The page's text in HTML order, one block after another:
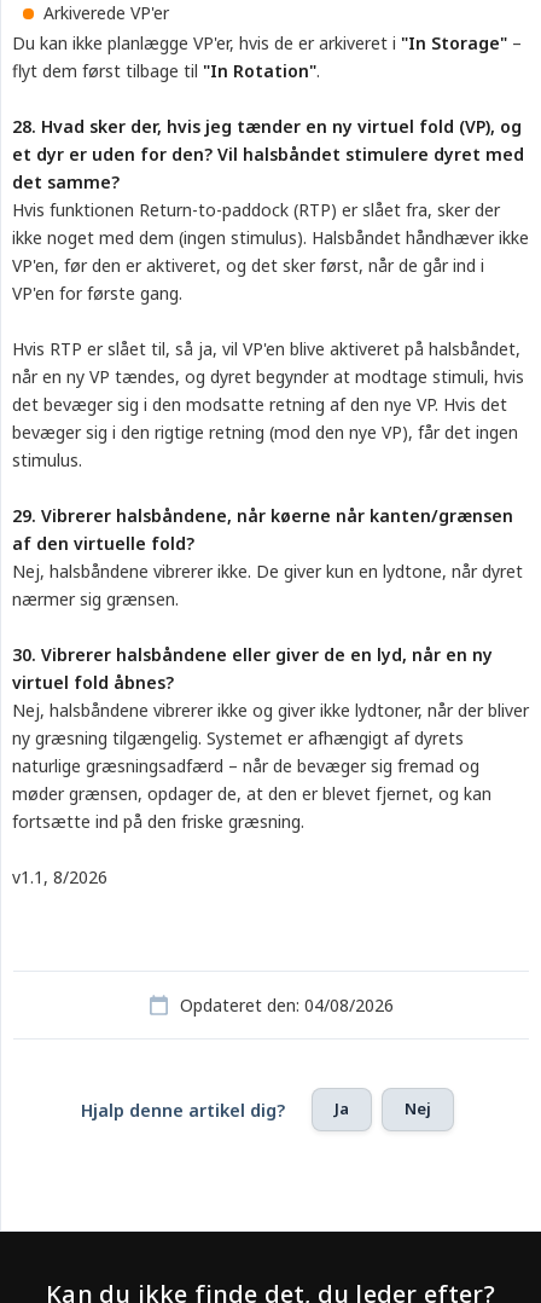
Arkiverede VP'er
Du kan ikke planlægge VP'er, hvis de er arkiveret i "In Storage" –
flyt dem først tilbage til "In Rotation".
28. Hvad sker der, hvis jeg tænder en ny virtuel fold (VP), og
et dyr er uden for den? Vil halsbåndet stimulere dyret med
det samme?
Hvis funktionen Return-to-paddock (RTP) er slået fra, sker der
ikke noget med dem (ingen stimulus). Halsbåndet håndhæver ikke
VP'en, før den er aktiveret, og det sker først, når de går ind i
VP'en for første gang.
Hvis RTP er slået til, så ja, vil VP'en blive aktiveret på halsbåndet,
når en ny VP tændes, og dyret begynder at modtage stimuli, hvis
det bevæger sig i den modsatte retning af den nye VP. Hvis det
bevæger sig i den rigtige retning (mod den nye VP), får det ingen
stimulus.
29. Vibrerer halsbåndene, når køerne når kanten/grænsen
af den virtuelle fold?
Nej, halsbåndene vibrerer ikke. De giver kun en lydtone, når dyret
nærmer sig grænsen.
30. Vibrerer halsbåndene eller giver de en lyd, når en ny
virtuel fold åbnes?
Nej, halsbåndene vibrerer ikke og giver ikke lydtoner, når der bliver
ny græsning tilgængelig. Systemet er afhængigt af dyrets
naturlige græsningsadfærd – når de bevæger sig fremad og
møder grænsen, opdager de, at den er blevet fjernet, og kan
fortsætte ind på den friske græsning.
v1.1, 8/2026
Opdateret den: 04/08/2026
Hjalp denne artikel dig? Ja Nej
Kan du ikke finde det, du leder efter?